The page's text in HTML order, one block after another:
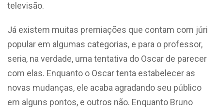
televisão.
Já existem muitas premiações que contam com júri
popular em algumas categorias, e para o professor,
seria, na verdade, uma tentativa do Oscar de parecer
com elas. Enquanto o Oscar tenta estabelecer as
novas mudanças, ele acaba agradando seu público
em alguns pontos, e outros não. Enquanto Bruno